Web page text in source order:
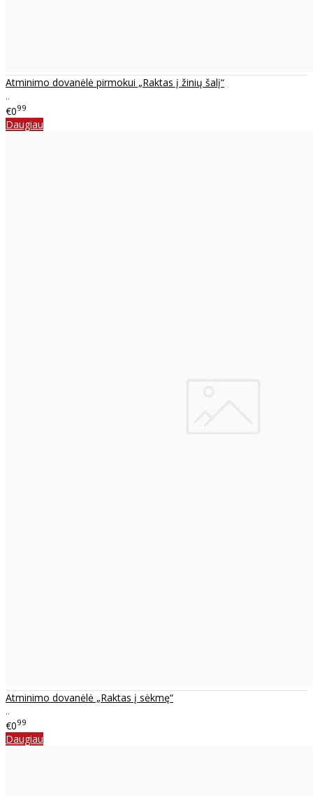
Atminimo dovanėlė pirmokui „Raktas į žinių šalį“
..
€099
Daugiau
Atminimo dovanėlė „Raktas į sėkmę“
..
€099
Daugiau